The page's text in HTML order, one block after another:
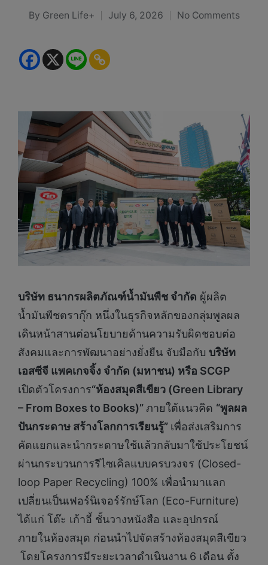
Posted
By Green Life+ July 6, 2026 No Comments
บริษัท ธนากรผลิตภัณฑ์น้ำมันพืช จำกัด ผู้ผลิต
น้ำมันพืชตรากุ๊ก หนึ่งในธุรกิจหลักของกลุ่มพูลผล
เดินหน้าสานต่อนโยบายด้านความรับผิดชอบต่อ
สังคมและการพัฒนาอย่างยั่งยืน จับมือกับ บริษัท
เอสซีจี แพคเกจจิ้ง จำกัด (มหาชน) หรือ SCGP
เปิดตัวโครงการ“ห้องสมุดสีเขียว (Green Library
– From Boxes to Books)”ภายใต้แนวคิด “พูลผล
ปันกระดาษ สร้างโลกการเรียนรู้” เพื่อส่งเสริมการ
คัดแยกและนำกระดาษใช้แล้วกลับมาใช้ประโยชน์
ผ่านกระบวนการรีไซเคิลแบบครบวงจร (Closed-
loop Paper Recycling) 100% เพื่อนำมาแลก
เปลี่ยนเป็นเฟอร์นิเจอร์รักษ์โลก (Eco-Furniture)
ได้แก่ โต๊ะ เก้าอี้ ชั้นวางหนังสือ และอุปกรณ์
ภายในห้องสมุด ก่อนนำไปจัดสร้างห้องสมุดสีเขียว
โดยโครงการมีระยะเวลาดำเนินงาน 6 เดือน ตั้ง